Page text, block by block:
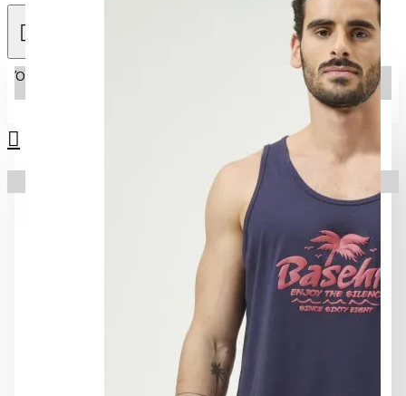
Όλες
Spring - Summer 2025
Spring - Summer 2025-1
Spring - Summer 2026